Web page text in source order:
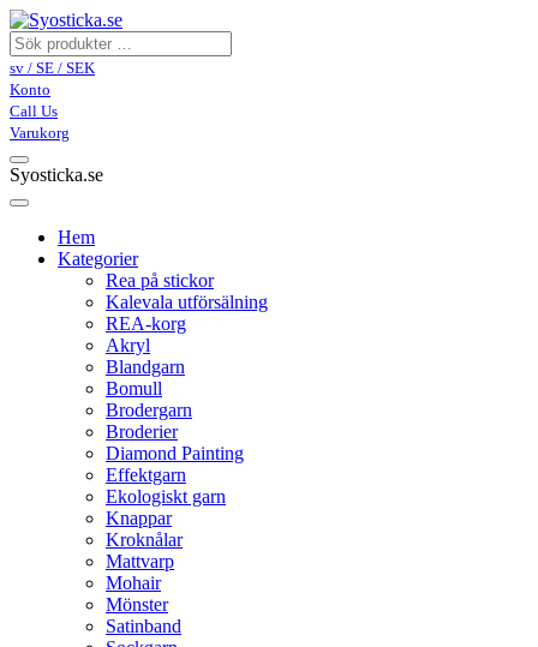
sv / SE / SEK
Konto
Call Us
Varukorg
Syosticka.se
Hem
Kategorier
Rea på stickor
Kalevala utförsälning
REA-korg
Akryl
Blandgarn
Bomull
Brodergarn
Broderier
Diamond Painting
Effektgarn
Ekologiskt garn
Knappar
Kroknålar
Mattvarp
Mohair
Mönster
Satinband